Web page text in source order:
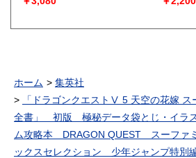
マウス
ホーム
集英社
「ドラゴンクエストⅤ 5 天空の花嫁
全書」 初版 極秘データ袋とじ・イラ
ム攻略本 DRAGON QUEST スーフ
ックスセレクション 少年ジャンプ特別